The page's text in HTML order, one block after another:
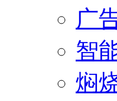
广
智
焖